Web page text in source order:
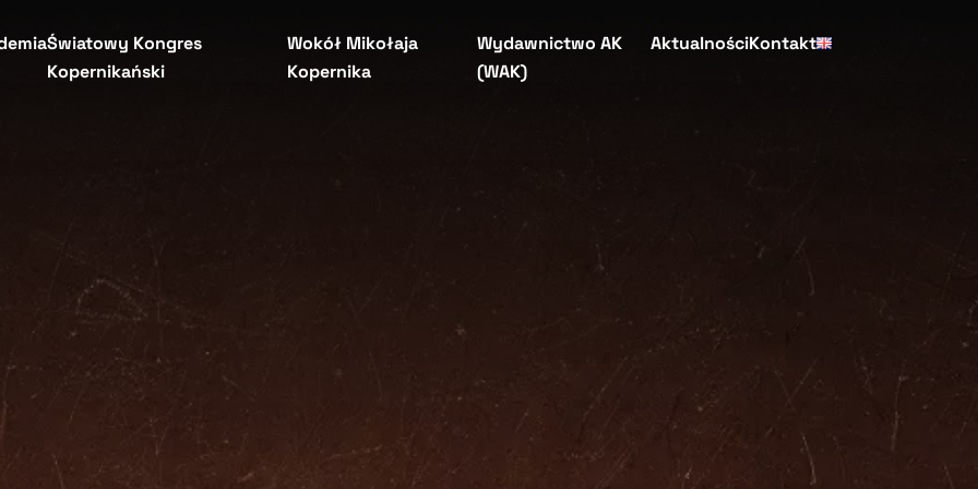
Światowy Kongres
Kopernikański
Wokół Mikołaja
Kopernika
Wydawnictwo AK
(WAK)
AktualnościKontakt